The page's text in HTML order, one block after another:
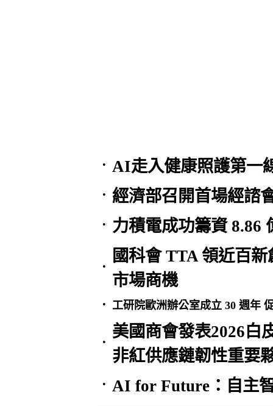
• AI走入健康照護第一
• 經濟部召開首場經諮
• 力積電成功籌資 8.86
•
國科會 TTA 領近百
市場商機
• 工研院歐洲辦公室成立 30 週年
•
美國商會發表2026白
非紅供應鏈韌性重要
• AI for Future：自主